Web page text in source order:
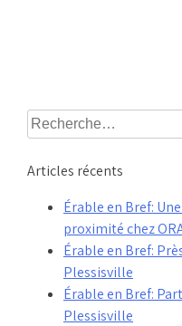
Rechercher :
Articles récents
Érable en Bref:
proximité chez
Érable en Bref:
Plessisville
Érable en Bref:
Plessisville